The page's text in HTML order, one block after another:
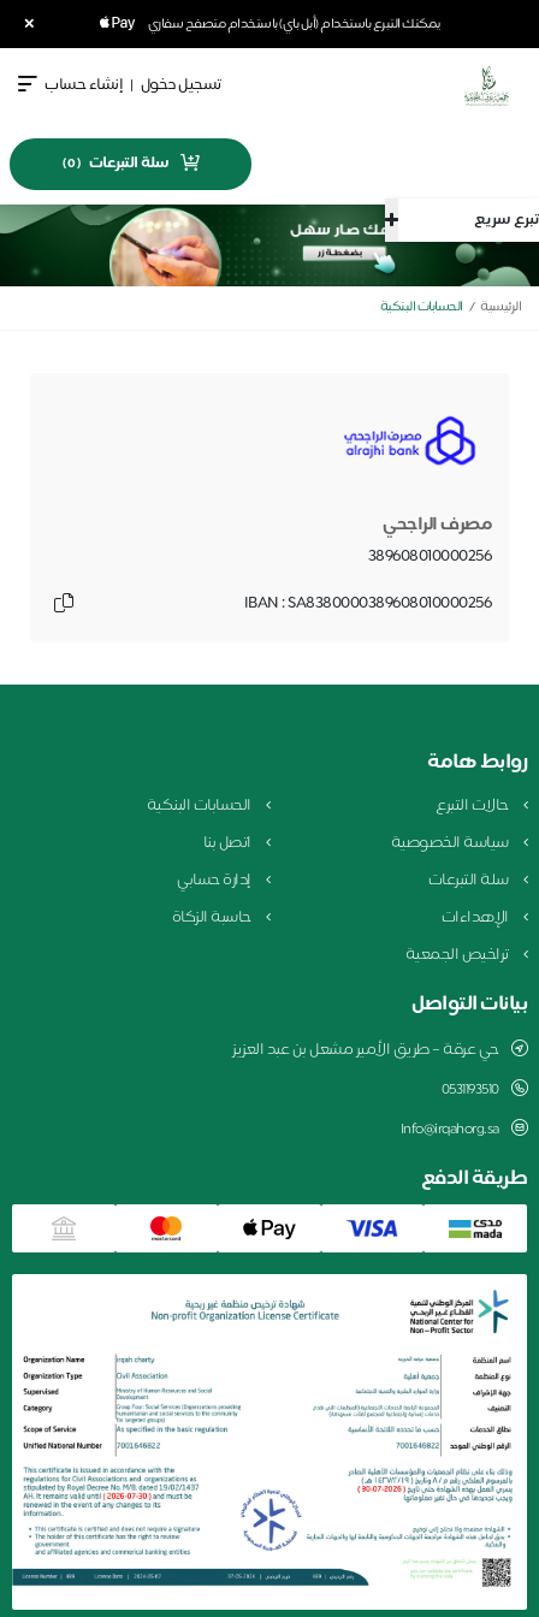
يمكنك التبرع باستخدام (أبل باي) باستخدام متصفح سفاري ×
تبرع سريع
تسجيل دخول | إنشاء حساب
سلة التبرعات (
0
)
الرئيسية الحسابات البنكية
مصرف الراجحي
389608010000256
IBAN : SA8380000389608010000256
روابط هامة
حالات التبرع
الحسابات البنكية
سياسة الخصوصية
اتصل بنا
سلة التبرعات
إدارة حسابي
الإهداءات
حاسبة الزكاة
تراخيص الجمعية
بيانات التواصل
حي عرقة – طريق الأمير مشعل بن عبد العزيز
0531193510
Info@irqahorg.sa
طريقة الدفع